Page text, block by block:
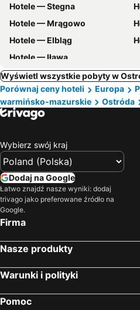
Hotele — Stegna
Hotele — Mrągowo
Hotele — Elbląg
Hotele — Iława
Wyświetl wszystkie pobyty w
Porównaj ceny hoteli
Europa
warmińsko-mazurskie
Ostróda
Wybierz swój kraj
Dodaj na Google
Łatwo znajdź nasze wyniki: dodaj
trivago jako preferowane źródło na
Google.
Firma
Nasze produkty
Warunki i polityki
Pomoc